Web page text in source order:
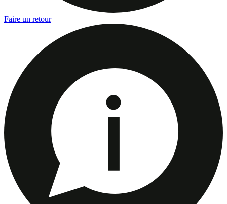
Faire un retour